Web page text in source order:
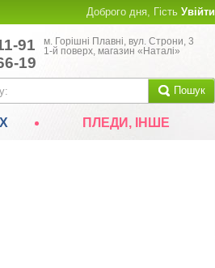
Доброго дня, Гість Увійти
91
19
м. Горішні Плавні, вул. Строни, 3
1-й поверх, магазин «Наталі»
Пошук
ПЛЕДИ, ІНШЕ